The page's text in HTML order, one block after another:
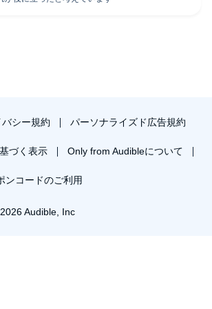
バシー規約 パーソナライズド広告規約
づく表示 Only from Audibleについて
ンコードのご利用
Audible, Inc